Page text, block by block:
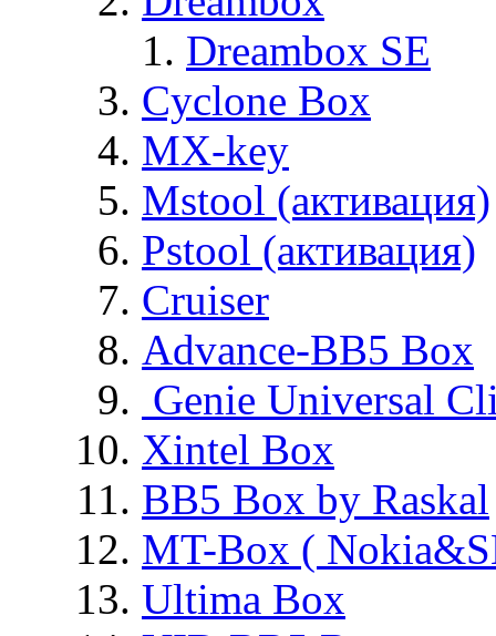
Dreambox SE
Cyclone Box
MX-key
Mstool (активация)
Pstool (активация)
Cruiser
Advance-BB5 Box
Genie Universal
Xintel Box
BB5 Box by Raskal
MT-Box (
Ultima Box